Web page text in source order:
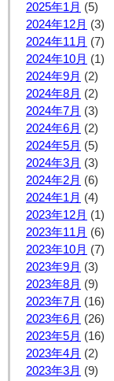
2025年1月 (5)
2024年12月 (3)
2024年11月 (7)
2024年10月 (1)
2024年9月 (2)
2024年8月 (2)
2024年7月 (3)
2024年6月 (2)
2024年5月 (5)
2024年3月 (3)
2024年2月 (6)
2024年1月 (4)
2023年12月 (1)
2023年11月 (6)
2023年10月 (7)
2023年9月 (3)
2023年8月 (9)
2023年7月 (16)
2023年6月 (26)
2023年5月 (16)
2023年4月 (2)
2023年3月 (9)